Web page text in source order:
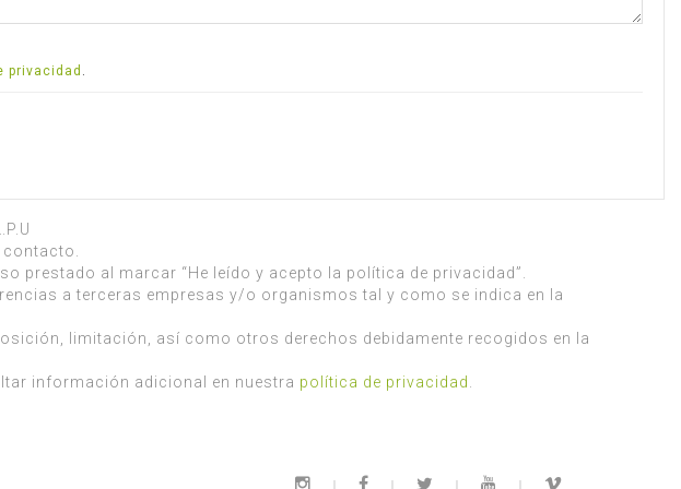
privacidad .
prestado al marcar “He leído y acepto la política de privacidad”.
a terceras empresas y/o organismos tal y como se indica en la
limitación, así como otros derechos debidamente recogidos en la
información adicional en nuestra política de privacidad